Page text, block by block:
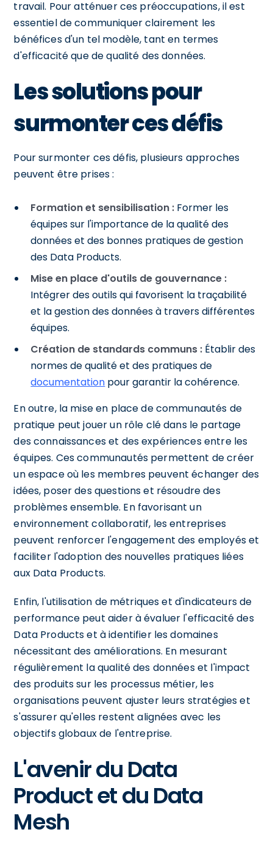
travail. Pour atténuer ces préoccupations, il est
essentiel de communiquer clairement les
bénéfices d'un tel modèle, tant en termes
d'efficacité que de qualité des données.
Les solutions pour
surmonter ces défis
Pour surmonter ces défis, plusieurs approches
peuvent être prises :
Formation et sensibilisation : Former les
équipes sur l'importance de la qualité des
données et des bonnes pratiques de gestion
des Data Products.
Mise en place d'outils de gouvernance :
Intégrer des outils qui favorisent la traçabilité
et la gestion des données à travers différentes
équipes.
Création de standards communs : Établir des
normes de qualité et des pratiques de
documentation pour garantir la cohérence.
En outre, la mise en place de communautés de
pratique peut jouer un rôle clé dans le partage
des connaissances et des expériences entre les
équipes. Ces communautés permettent de créer
un espace où les membres peuvent échanger des
idées, poser des questions et résoudre des
problèmes ensemble. En favorisant un
environnement collaboratif, les entreprises
peuvent renforcer l'engagement des employés et
faciliter l'adoption des nouvelles pratiques liées
aux Data Products.
Enfin, l'utilisation de métriques et d'indicateurs de
performance peut aider à évaluer l'efficacité des
Data Products et à identifier les domaines
nécessitant des améliorations. En mesurant
régulièrement la qualité des données et l'impact
des produits sur les processus métier, les
organisations peuvent ajuster leurs stratégies et
s'assurer qu'elles restent alignées avec les
objectifs globaux de l'entreprise.
L'avenir du Data
Product et du Data
Mesh